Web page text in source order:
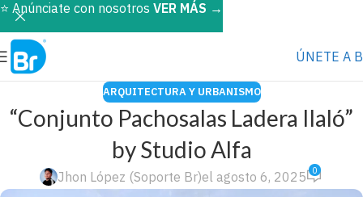
ÚNETE A
ARQUITECTURA Y URBANISMO
“Conjunto Pachosalas Ladera Ilaló”
by Studio Alfa
Jhon López (Soporte Br)el agosto 6, 2025 0
⭐️ Anúnciate con nosotros VER MÁS →